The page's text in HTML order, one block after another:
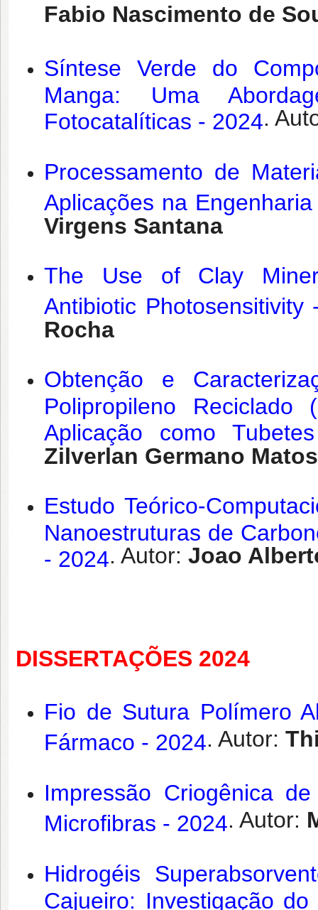
Fabio Nascimento de
Síntese Verde do
Manga: Uma
Fotocatalíticas - 2024.
Processamento de
Aplicações na
Virgens Santana
The Use of Clay
Antibiotic Photosensitivity
Rocha
Obtenção e
Polipropileno
Aplicação como
Zilverlan Germano Matos
Estudo Teórico-
Nanoestruturas de
- 2024. Autor: Joao
DISSERTAÇÕES 2024
Fio de Sutura Polímero
Fármaco - 2024. Autor:
Impressão Criogênica
Microfibras - 2024. Autor:
Hidrogéis
Cajueiro: Investigação